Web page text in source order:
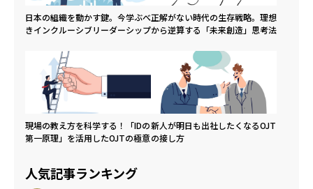
日本の組織を動かす鍵。今学ぶべ
きインクルーシブリーダーシップ
正解がない時代の生存戦略。理想
から逆算する「未来創造」思考法
現場の教え方を科学する！「IDの
第一原理」を活用したOJTの極意
新人が明日も出社したくなるOJT
の接し方
人気記事ランキング